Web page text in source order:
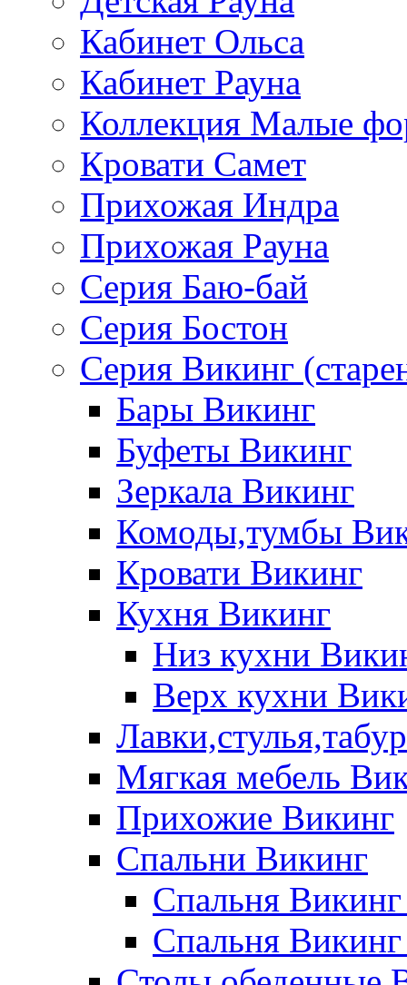
Кабинет Ольса
Кабинет Рауна
Коллекция Малые
Кровати Самет
Прихожая Индра
Прихожая Рауна
Серия Баю-бай
Серия Бостон
Серия Викинг
Бары Викинг
Буфеты Викинг
Зеркала Викинг
Комоды,тумбы
Кровати Викинг
Кухня Викинг
Низ кухни
Верх кухни
Мягкая мебель
Прихожие Викинг
Спальни Викинг
Спальня
Спальня